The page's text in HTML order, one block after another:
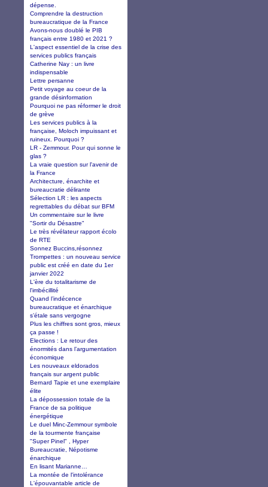
dépense.
Comprendre la destruction
bureaucratique de la France
Avons-nous doublé le PIB
français entre 1980 et 2021 ?
L'aspect essentiel de la crise des
services publics français
Catherine Nay : un livre
indispensable
Lettre persanne
Petit voyage au coeur de la
grande désinformation
Pourquoi ne pas réformer le droit
de grève
Les services publics à la
française, Moloch impuissant et
ruineux. Pourquoi ?
LR - Zemmour. Pour qui sonne le
glas ?
La vraie question sur l'avenir de
la France
Architecture, énarchite et
bureaucratie délirante
Sélection LR : les aspects
regrettables du débat sur BFM
Un commentaire sur le livre
"Sortir du Désastre"
Le très révélateur rapport écolo
de RTE
Sonnez Buccins,résonnez
Trompettes : un nouveau service
public est créé en date du 1er
janvier 2022
L'ère du totalitarisme de
l'imbécillité
Quand l’indécence
bureaucratique et énarchique
s’étale sans vergogne
Plus les chiffres sont gros, mieux
ça passe !
Elections : Le retour des
énormités dans l’argumentation
économique
Les nouveaux eldorados
français sur argent public
Bernard Tapie et une exemplaire
élite
La dépossession totale de la
France de sa politique
énergétique
Le duel Minc-Zemmour symbole
de la tourmente française
"Super Pinel" , Hyper
Bureaucratie, Népotisme
énarchique
En lisant Marianne…
La montée de l'intolérance
L'épouvantable article de